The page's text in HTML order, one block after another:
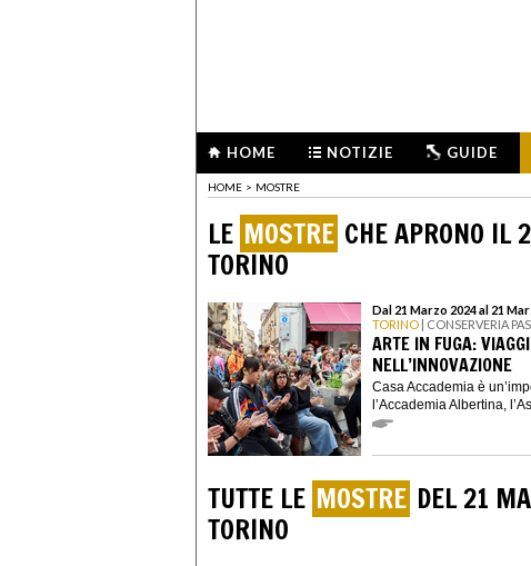
HOME NOTIZIE GUIDE
HOME > MOSTRE
LE MOSTRE CHE APRONO IL
TORINO
Dal 21 Marzo 2024 al 21
TORINO | CONSERVERIA
ARTE IN FUGA:
NELL’INNOVAZIONE
Casa Accademia è
l’Accademia Albertina,
TUTTE LE MOSTRE DEL 21
TORINO